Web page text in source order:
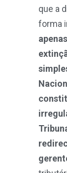
que a
forma